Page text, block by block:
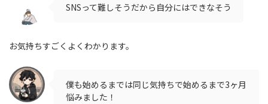
SNSって難しそうだから自分にはできなそう
お気持ちすごくよくわかります。
僕も始めるまでは同じ気持ちで始めるまで3ヶ月
悩みました！